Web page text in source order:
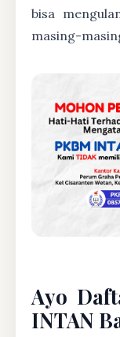
bisa
masing-
Ayo
INTAN